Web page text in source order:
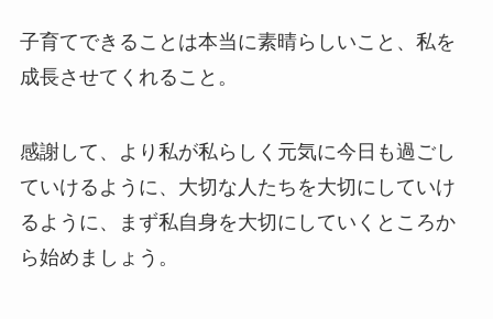
子育てできることは本当に素晴らしいこと、私を
成長させてくれること。
感謝して、より私が私らしく元気に今日も過ごし
ていけるように、大切な人たちを大切にしていけ
るように、まず私自身を大切にしていくところか
ら始めましょう。